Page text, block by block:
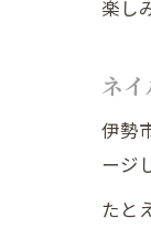
楽し
ネ
伊勢
ージ
たと